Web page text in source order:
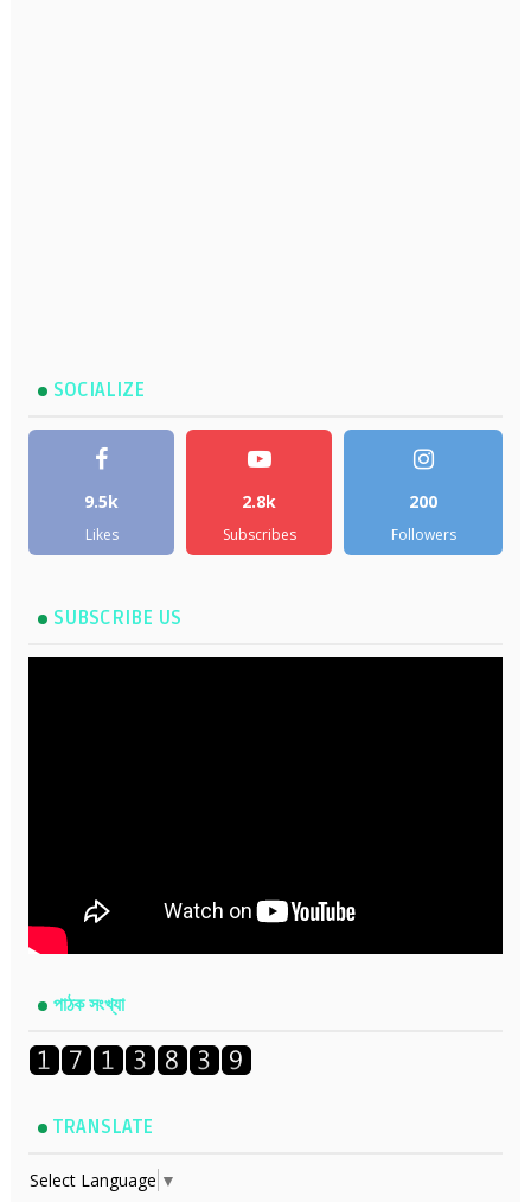
SOCIALIZE
9.5k
Likes
2.8k
Subscribes
200
Followers
SUBSCRIBE US
পাঠক সংখ্যা
TRANSLATE
Select Language ▼